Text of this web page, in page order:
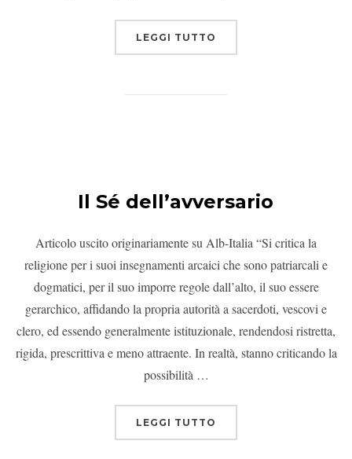
LEGGI TUTTO
Il Sé dell’avversario
Articolo uscito originariamente su Alb-Italia “Si critica la
religione per i suoi insegnamenti arcaici che sono patriarcali e
dogmatici, per il suo imporre regole dall’alto, il suo essere
gerarchico, affidando la propria autorità a sacerdoti, vescovi e
clero, ed essendo generalmente istituzionale, rendendosi ristretta,
rigida, prescrittiva e meno attraente. In realtà, stanno criticando la
possibilità …
LEGGI TUTTO